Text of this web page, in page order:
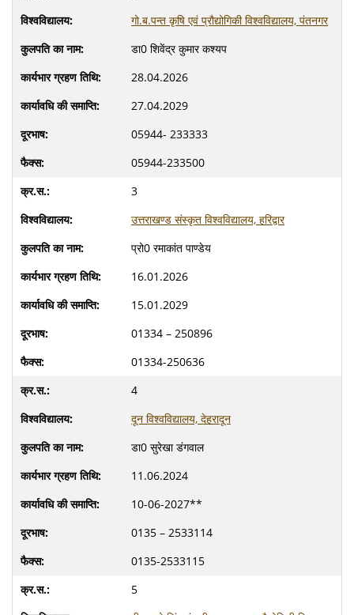
गो.ब.पन्त कृषि एवं प्रौद्योगिकी विश्वविद्यालय, पंतनगर
डा0 शिवेंद्र कुमार कश्यप
28.04.2026
27.04.2029
05944- 233333
05944-233500
3
उत्तराखण्ड संस्कृत विश्वविद्यालय, हरिद्वार
प्रो0 रमाकांत पाण्डेय
16.01.2026
15.01.2029
01334 – 250896
01334-250636
4
दून विश्वविद्यालय, देहरादून
डा0 सुरेखा डंगवाल
11.06.2024
10-06-2027**
0135 – 2533114
0135-2533115
5